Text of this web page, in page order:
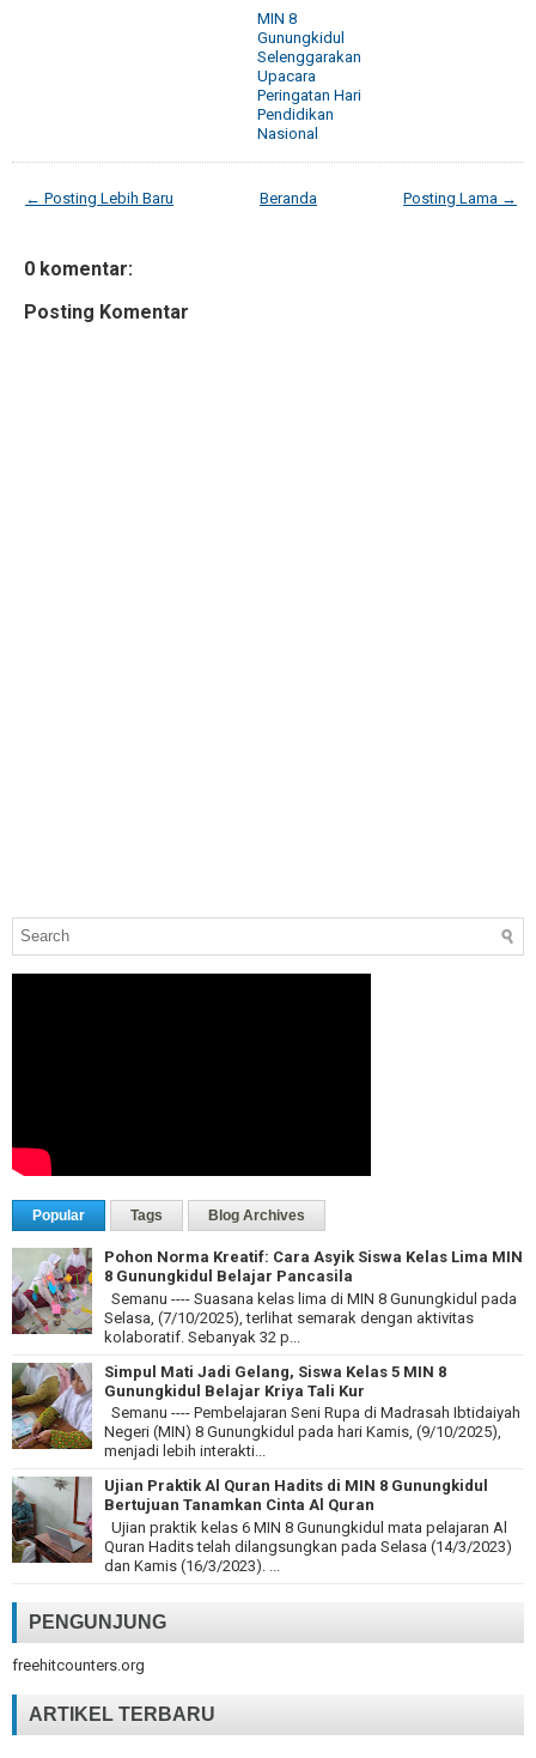
MIN 8
Gunungkidul
Selenggarakan
Upacara
Peringatan Hari
Pendidikan
Nasional
← Posting Lebih Baru Posting Lama →
Beranda
0 komentar:
Posting Komentar
Popular Tags Blog Archives
Pohon Norma Kreatif: Cara Asyik Siswa Kelas Lima MIN
8 Gunungkidul Belajar Pancasila
Semanu ---- Suasana kelas lima di MIN 8 Gunungkidul pada
Selasa, (7/10/2025), terlihat semarak dengan aktivitas
kolaboratif. Sebanyak 32 p...
Simpul Mati Jadi Gelang, Siswa Kelas 5 MIN 8
Gunungkidul Belajar Kriya Tali Kur
Semanu ---- Pembelajaran Seni Rupa di Madrasah Ibtidaiyah
Negeri (MIN) 8 Gunungkidul pada hari Kamis, (9/10/2025),
menjadi lebih interakti...
Ujian Praktik Al Quran Hadits di MIN 8 Gunungkidul
Bertujuan Tanamkan Cinta Al Quran
Ujian praktik kelas 6 MIN 8 Gunungkidul mata pelajaran Al
Quran Hadits telah dilangsungkan pada Selasa (14/3/2023)
dan Kamis (16/3/2023). ...
PENGUNJUNG
freehitcounters.org
ARTIKEL TERBARU